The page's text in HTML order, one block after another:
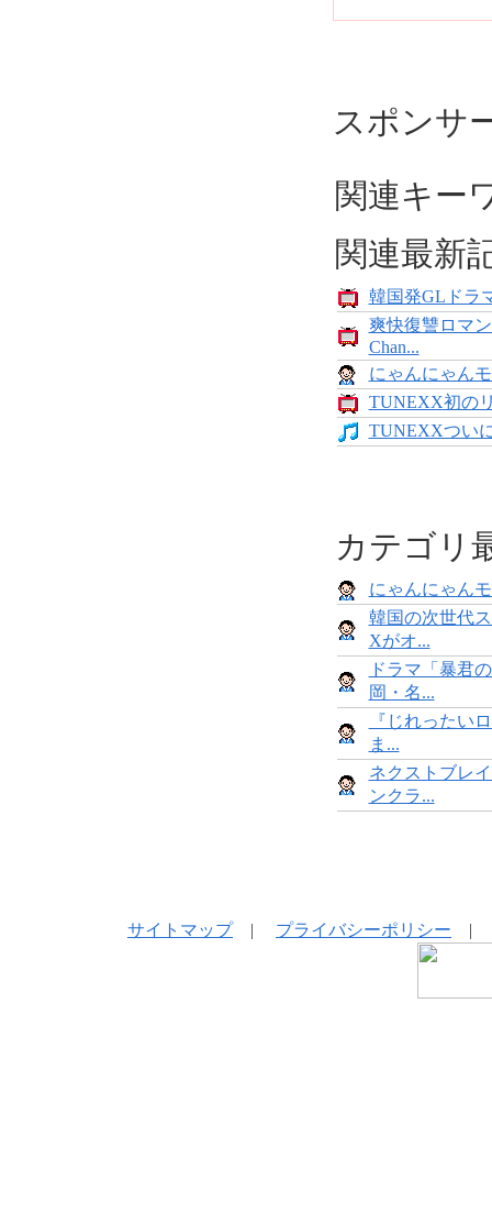
スポンサ
関連キー
関連最新
韓国発GLドラ
爽快復讐ロマ
Chan...
にゃんにゃん
TUNEXX初の
TUNEXXつい
カテゴリ
にゃんにゃん
韓国の次世代
Xがオ...
ドラマ「暴君
岡・名...
『じれったい
ま...
ネクストブレ
ンクラ...
サイトマップ| プライバシーポリシー